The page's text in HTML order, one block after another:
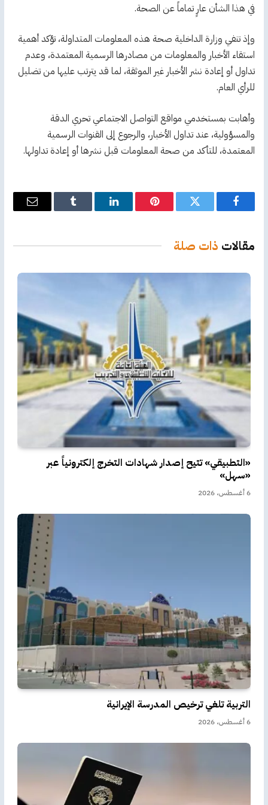
في هذا الشأن عارٍ تماماً عن الصحة.
وإذ تنفي وزارة الداخلية صحة هذه المعلومات المتداولة، تؤكد أهمية
استقاء الأخبار والمعلومات من مصادرها الرسمية المعتمدة، وعدم
تداول أو إعادة نشر الأخبار غير الموثقة، لما قد يترتب عليها من تضليل
للرأي العام.
وأهابت بمستخدمي مواقع التواصل الاجتماعي تحري الدقة
والمسؤولية، عند تداول الأخبار، والرجوع إلى القنوات الرسمية
المعتمدة، للتأكد من صحة المعلومات قبل نشرها أو إعادة تداولها.
فيسبوك تويتر بينتيريستلينكدإن Tumblr
البريد
مقالات ذات صلة
«التطبيقي» تتيح إصدار شهادات التخرج إلكترونياً عبر
«سهل»
6 أغسطس، 2026
التربية تلغي ترخيص المدرسة الإيرانية
6 أغسطس، 2026